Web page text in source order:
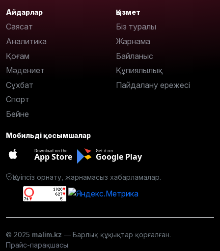
Айдарлар
Саясат
Аналитика
Қоғам
Мәдениет
Сұхбат
Спорт
Бейне
Қызмет
Біз туралы
Жарнама
Байланыс
Құпиялылық
Пайдалану ережесі
Мобильді қосымшалар
Download on the
App Store
Get it on
Google Play
Қауіпсіз орнату, жарнамасыз хабарламалар.
© 2025 malim.kz — Барлық құқықтар қорғалған.
Прайс-парақшасы